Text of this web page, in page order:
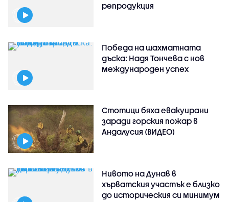
репродукция
Победа на шахматната
дъска: Надя Тончева с нов
международен успех
Стотици бяха евакуирани
заради горския пожар в
Андалусия (ВИДЕО)
Нивото на Дунав в
хърватския участък е близко
до историческия си минимум